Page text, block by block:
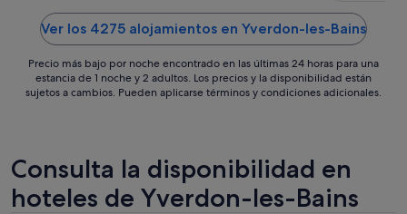
hotel es la
Ver los 4275 alojamientos en Yverdon-les-Bains
Precio más bajo por noche encontrado en las últimas 24 horas para una
estancia de 1 noche y 2 adultos. Los precios y la disponibilidad están
sujetos a cambios. Pueden aplicarse términos y condiciones adicionales.
Consulta la disponibilidad en
hoteles de Yverdon-les-Bains